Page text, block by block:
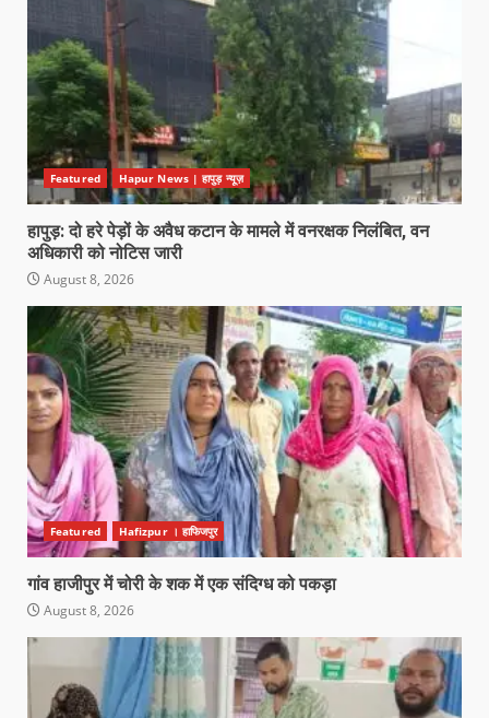
Featured Hapur News | हापुड़ न्यूज़
हापुड़: दो हरे पेड़ों के अवैध कटान के मामले में वनरक्षक निलंबित, वन
अधिकारी को नोटिस जारी
August 8, 2026
Featured Hafizpur । हाफिजपुर
गांव हाजीपुर में चोरी के शक में एक संदिग्ध को पकड़ा
August 8, 2026